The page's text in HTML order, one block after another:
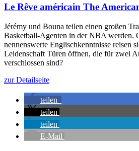
Le Rêve américain The
Jérémy und Bouna teilen einen großen
Basketball-Agenten in der NBA werden.
nennenswerte Englischkenntnisse reisen
Leidenschaft Türen öffnen, die für zwei
verschlossen sind?
zur Detailseite
teilen
teilen
teilen
E-Mail